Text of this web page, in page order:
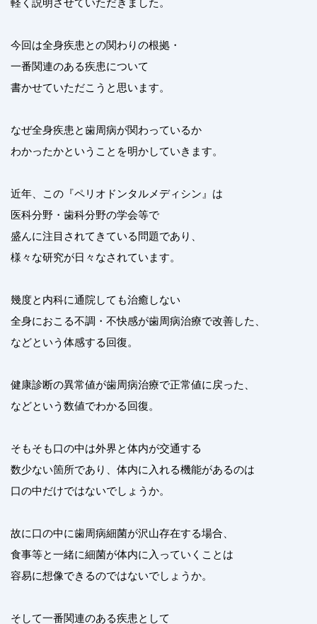
今回は全身疾患との関わりの根拠・
一番関連のある疾患について
書かせていただこうと思います。
なぜ全身疾患と歯周病が関わっているか
わかったかということを明かしていきます。
近年、この『ペリオドンタルメディシン』は
医科分野・歯科分野の学会等で
盛んに注目されてきている問題であり、
様々な研究が日々なされています。
幾度と内科に通院しても治癒しない
全身におこる不調・不快感が歯周病治療で改善した、
などという体感する回復。
健康診断の異常値が歯周病治療で正常値に戻った、
などという数値でわかる回復。
そもそも口の中は外界と体内が交通する
数少ない箇所であり、体内に入れる機能があるのは
口の中だけではないでしょうか。
故に口の中に歯周病細菌が沢山存在する場合、
食事等と一緒に細菌が体内に入っていくことは
容易に想像できるのではないでしょうか。
そして一番関連のある疾患として